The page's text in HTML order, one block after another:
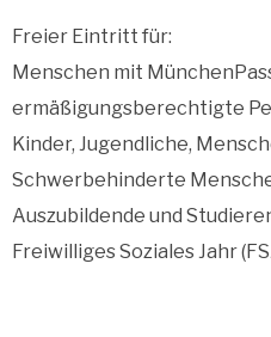
Freier Eintritt für:
Menschen mit
ermäßigungsberechtigte
Kinder, Jugendliche,
Schwerbehinderte
Auszubildende und
Freiwilliges Soziales Jahr